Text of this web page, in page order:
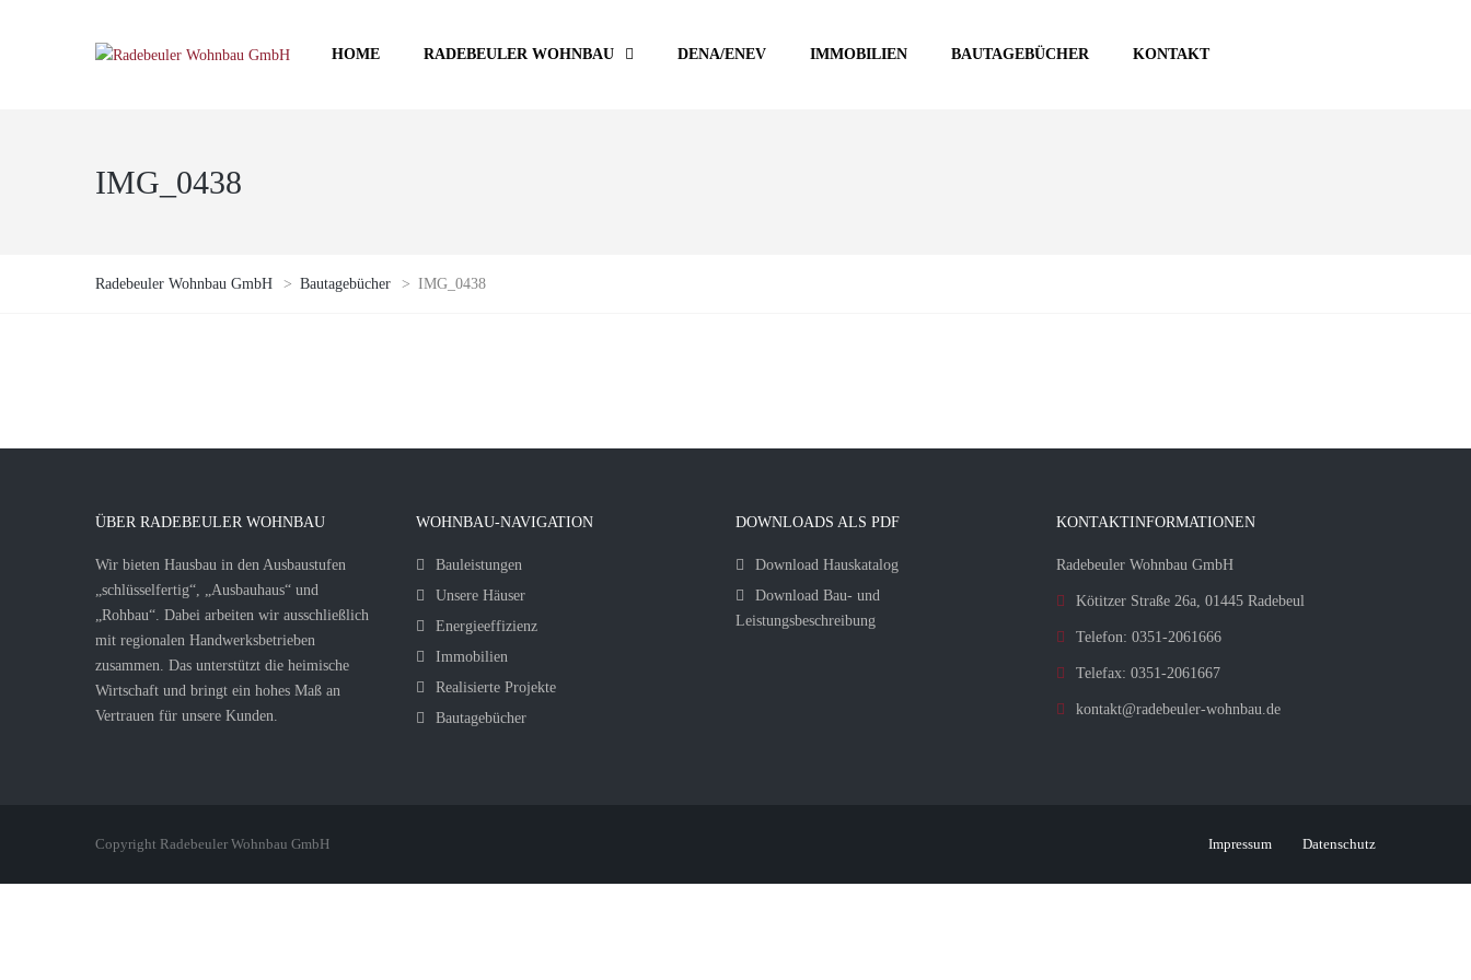
HOME RADEBEULER WOHNBAU DENA/ENEV IMMOBILIEN BAUTAGEBÜCHER KONTAKT
IMG_0438
Radebeuler Wohnbau GmbH > Bautagebücher > IMG_0438
ÜBER RADEBEULER WOHNBAU
Wir bieten Hausbau in den Ausbaustufen
„schlüsselfertig“, „Ausbauhaus“ und
„Rohbau“. Dabei arbeiten wir ausschließlich
mit regionalen Handwerksbetrieben
zusammen. Das unterstützt die heimische
Wirtschaft und bringt ein hohes Maß an
Vertrauen für unsere Kunden.
WOHNBAU-NAVIGATION
Bauleistungen
Unsere Häuser
Energieeffizienz
Immobilien
Realisierte Projekte
Bautagebücher
DOWNLOADS ALS PDF
Download Hauskatalog
Download Bau- und
Leistungsbeschreibung
KONTAKTINFORMATIONEN
Radebeuler Wohnbau GmbH
Kötitzer Straße 26a, 01445 Radebeul
Telefon: 0351-2061666
Telefax: 0351-2061667
kontakt@radebeuler-wohnbau.de
Copyright Radebeuler Wohnbau GmbH Impressum Datenschutz